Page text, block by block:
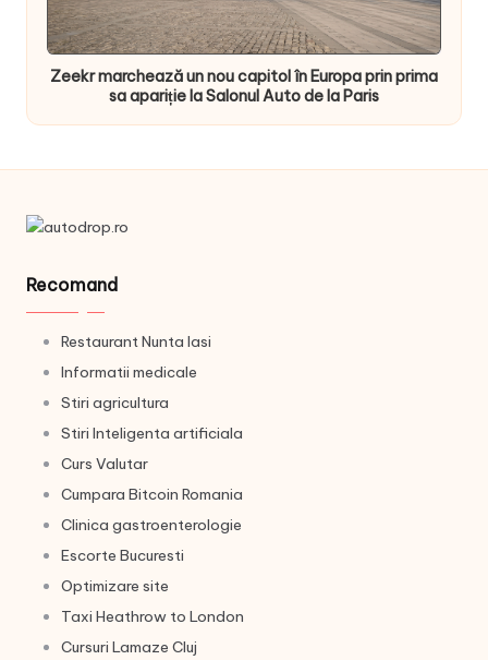
Zeekr marchează un nou capitol în Europa prin prima
sa apariție la Salonul Auto de la Paris
Recomand
Restaurant Nunta Iasi
Informatii medicale
Stiri agricultura
Stiri Inteligenta artificiala
Curs Valutar
Cumpara Bitcoin Romania
Clinica gastroenterologie
Escorte Bucuresti
Optimizare site
Taxi Heathrow to London
Cursuri Lamaze Cluj